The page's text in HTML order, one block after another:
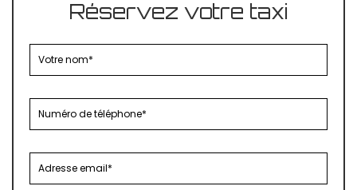
Réservez votre taxi